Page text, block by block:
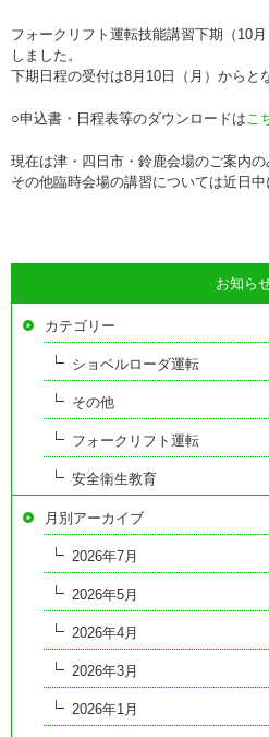
フォークリフト運転技能講習下期（10
しました。
下期日程の受付は8月10日（月）からと
○申込書・日程表等のダウンロードは こ
現在は津・四日市・鈴鹿会場のご案内の
その他臨時会場の講習については近日中
お知ら
カテゴリー
ショベルローダ運転
その他
フォークリフト運転
安全衛生教育
月別アーカイブ
2026年7月
2026年5月
2026年4月
2026年3月
2026年1月